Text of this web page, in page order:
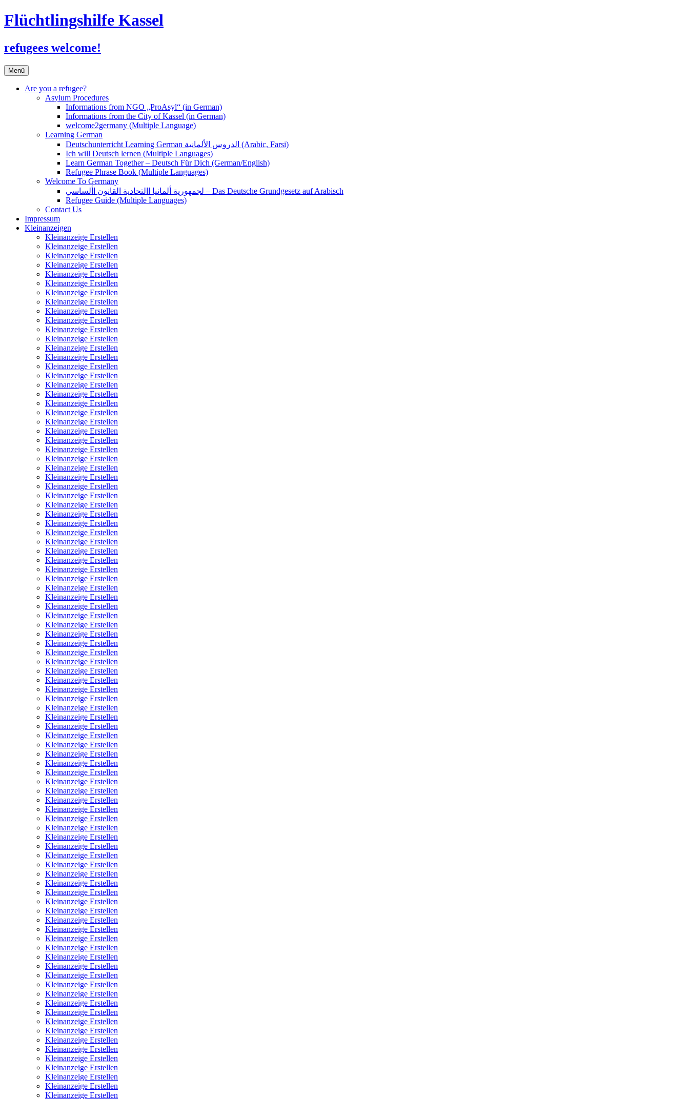
Flüchtlingshilfe Kassel
refugees welcome!
Menü Zum
Inhalt
springen
Are you a refugee?
Asylum Procedures
Informations from NGO „ProAsyl“ (in German)
Informations from the City of Kassel (in German)
welcome2germany (Multiple Language)
Learning German
Deutschunterricht Learning German الدروس الألمانية (Arabic, Farsi)
Ich will Deutsch lernen (Multiple Languages)
Learn German Together – Deutsch Für Dich (German/English)
Refugee Phrase Book (Multiple Languages)
Welcome To Germany
لجمهورية ألمانيا االتحادية القانون األساسي – Das Deutsche Grundgesetz auf Arabisch
Refugee Guide (Multiple Languages)
Contact Us
Impressum
Kleinanzeigen
Kleinanzeige Erstellen
Kleinanzeige Erstellen
Kleinanzeige Erstellen
Kleinanzeige Erstellen
Kleinanzeige Erstellen
Kleinanzeige Erstellen
Kleinanzeige Erstellen
Kleinanzeige Erstellen
Kleinanzeige Erstellen
Kleinanzeige Erstellen
Kleinanzeige Erstellen
Kleinanzeige Erstellen
Kleinanzeige Erstellen
Kleinanzeige Erstellen
Kleinanzeige Erstellen
Kleinanzeige Erstellen
Kleinanzeige Erstellen
Kleinanzeige Erstellen
Kleinanzeige Erstellen
Kleinanzeige Erstellen
Kleinanzeige Erstellen
Kleinanzeige Erstellen
Kleinanzeige Erstellen
Kleinanzeige Erstellen
Kleinanzeige Erstellen
Kleinanzeige Erstellen
Kleinanzeige Erstellen
Kleinanzeige Erstellen
Kleinanzeige Erstellen
Kleinanzeige Erstellen
Kleinanzeige Erstellen
Kleinanzeige Erstellen
Kleinanzeige Erstellen
Kleinanzeige Erstellen
Kleinanzeige Erstellen
Kleinanzeige Erstellen
Kleinanzeige Erstellen
Kleinanzeige Erstellen
Kleinanzeige Erstellen
Kleinanzeige Erstellen
Kleinanzeige Erstellen
Kleinanzeige Erstellen
Kleinanzeige Erstellen
Kleinanzeige Erstellen
Kleinanzeige Erstellen
Kleinanzeige Erstellen
Kleinanzeige Erstellen
Kleinanzeige Erstellen
Kleinanzeige Erstellen
Kleinanzeige Erstellen
Kleinanzeige Erstellen
Kleinanzeige Erstellen
Kleinanzeige Erstellen
Kleinanzeige Erstellen
Kleinanzeige Erstellen
Kleinanzeige Erstellen
Kleinanzeige Erstellen
Kleinanzeige Erstellen
Kleinanzeige Erstellen
Kleinanzeige Erstellen
Kleinanzeige Erstellen
Kleinanzeige Erstellen
Kleinanzeige Erstellen
Kleinanzeige Erstellen
Kleinanzeige Erstellen
Kleinanzeige Erstellen
Kleinanzeige Erstellen
Kleinanzeige Erstellen
Kleinanzeige Erstellen
Kleinanzeige Erstellen
Kleinanzeige Erstellen
Kleinanzeige Erstellen
Kleinanzeige Erstellen
Kleinanzeige Erstellen
Kleinanzeige Erstellen
Kleinanzeige Erstellen
Kleinanzeige Erstellen
Kleinanzeige Erstellen
Kleinanzeige Erstellen
Kleinanzeige Erstellen
Kleinanzeige Erstellen
Kleinanzeige Erstellen
Kleinanzeige Erstellen
Kleinanzeige Erstellen
Kleinanzeige Erstellen
Kleinanzeige Erstellen
Kleinanzeige Erstellen
Kleinanzeige Erstellen
Kleinanzeige Erstellen
Kleinanzeige Erstellen
Kleinanzeige Erstellen
Kleinanzeige Erstellen
Kleinanzeige Erstellen
Kleinanzeige Erstellen